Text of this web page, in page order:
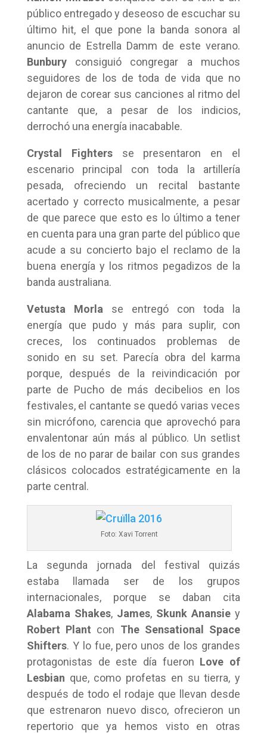
público entregado y deseoso de escuchar su
último hit, el que pone la banda sonora al
anuncio de Estrella Damm de este verano.
Bunburyconsiguió congregar a muchos
seguidores de los de toda de vida que no
dejaron de corear sus canciones al ritmo del
cantante que, a pesar de los indicios,
derrochó una energía inacabable.
Crystal Fightersse presentaron en el
escenario principal con toda la artillería
pesada, ofreciendo un recital bastante
acertado y correcto musicalmente, a pesar
de que parece que esto es lo último a tener
en cuenta para una gran parte del público que
acude a su concierto bajo el reclamo de la
buena energía y los ritmos pegadizos de la
banda australiana.
Vetusta Morla se entregó con toda la
energía que pudo y más para suplir, con
creces, los continuados problemas de
sonido en su set. Parecía obra del karma
porque, después de la reivindicación por
parte de Pucho de más decibelios en los
festivales, el cantante se quedó varias veces
sin micrófono, carencia que aprovechó para
envalentonar aún más al público. Un setlist
de los de no parar de bailar con sus grandes
clásicos colocados estratégicamente en la
parte central.
Foto: Xavi Torrent
La segunda jornada del festival quizás
estaba llamada ser de los grupos
internacionales, porque se daban cita
Alabama Shakes, James, Skunk Anansie y
Robert Plant con The Sensational Space
Shifters. Y lo fue, pero unos de los grandes
protagonistas de este día fueron Love of
Lesbian que, como profetas en su tierra, y
después de todo el rodaje que llevan desde
que estrenaron nuevo disco, ofrecieron un
repertorio que ya hemos visto en otras